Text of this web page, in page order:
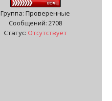
Группа: Проверенные
Сообщений: 2708
Статус: Отсутствует